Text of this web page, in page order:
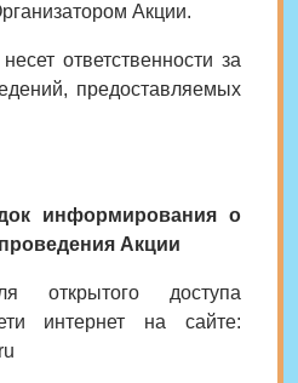
Акции.
ответственности за
предоставляемых
информирования о
Акции
открытого доступа
интернет на сайте: